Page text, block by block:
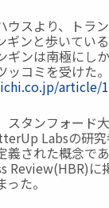
ウスより、トラ
ギンと歩いてい
ギンは南極にし
コミを受けた。
article/
スタンフォード
Labsの研
義された概念で
Review(HBR)に
た。